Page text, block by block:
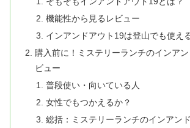
機能性から見るレビュー
インアンドアウト19は登山でも使え
購入前に！ミステリーランチのインア
ビュー
普段使い・向いている人
女性でもつかえるか？
総括：ミステリーランチのインアン